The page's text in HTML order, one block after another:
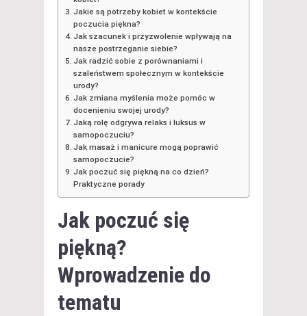
Jakie są potrzeby kobiet w kontekście
poczucia piękna?
Jak szacunek i przyzwolenie wpływają na
nasze postrzeganie siebie?
Jak radzić sobie z porównaniami i
szaleństwem społecznym w kontekście
urody?
Jak zmiana myślenia może pomóc w
docenieniu swojej urody?
Jaką rolę odgrywa relaks i luksus w
samopoczuciu?
Jak masaż i manicure mogą poprawić
samopoczucie?
Jak poczuć się piękną na co dzień?
Praktyczne porady
Jak poczuć się
piękną?
Wprowadzenie do
tematu